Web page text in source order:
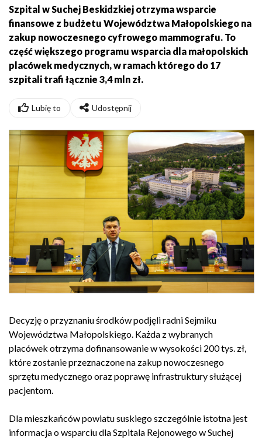
Szpital w Suchej Beskidzkiej otrzyma wsparcie
finansowe z budżetu Województwa Małopolskiego na
zakup nowoczesnego cyfrowego mammografu. To
część większego programu wsparcia dla małopolskich
placówek medycznych, w ramach którego do 17
szpitali trafi łącznie 3,4 mln zł.
Lubię to Udostępnij
Decyzję o przyznaniu środków podjęli radni Sejmiku
Województwa Małopolskiego. Każda z wybranych
placówek otrzyma dofinansowanie w wysokości 200 tys. zł,
które zostanie przeznaczone na zakup nowoczesnego
sprzętu medycznego oraz poprawę infrastruktury służącej
pacjentom.
Dla mieszkańców powiatu suskiego szczególnie istotna jest
informacja o wsparciu dla Szpitala Rejonowego w Suchej